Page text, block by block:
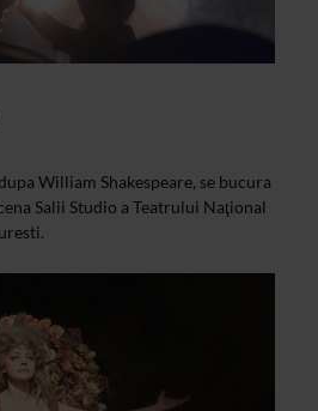
William Shakespeare, se bucura
Salii Studio a Teatrului Naţional